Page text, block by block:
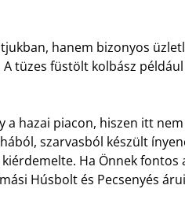
hanem bizonyos
tüzes füstölt kolbász például
hazai piacon, hiszen itt
szarvasból készült
Ha Önnek fontos
Húsbolt és Pecsenyés